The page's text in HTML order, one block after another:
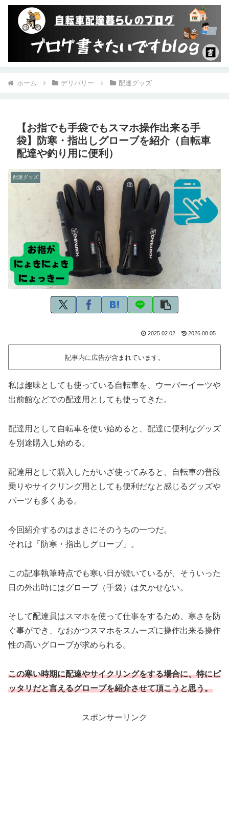
ホーム デリバリー 配達グッズ
【お指でも手袋でもスマホ操作出来る手
袋】防寒・指出しグローブを紹介（自転車
配達や釣り用に便利）
配達グッズ
2025.02.02 2026.08.05
記事内に広告が含まれています。
私は趣味としても使っている自転車を、ウーバーイーツや
出前館などでの配達用としても使ってきた。
配達用として自転車を使い始めると、配達に便利なグッズ
を別途購入し始める。
配達用として購入したがいざ使ってみると、自転車の普段
乗りやサイクリング用としても便利だなと感じるグッズや
パーツも多くある。
今回紹介するのはまさにそのうちの一つだ。
それは「防寒・指出しグローブ」。
この記事執筆時点でも寒い日が続いているが、そういった
日の外出時にはグローブ（手袋）は欠かせない。
そして配達員はスマホを使って仕事をするため、寒さを防
ぐ事ができ、なおかつスマホをスムーズに操作出来る操作
性の高いグローブが求められる。
この寒い時期に配達やサイクリングをする場合に、特にピ
ッタリだと言えるグローブを紹介させて頂こうと思う。
スポンサーリンク